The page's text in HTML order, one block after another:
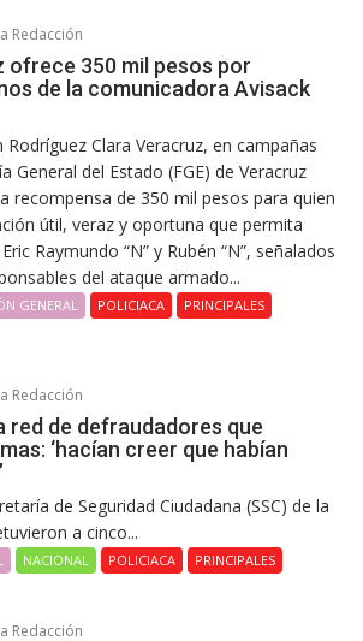
Redacción
ofrece 350 mil pesos por
de la comunicadora Avisack
Clara Veracruz, en campañas
General del Estado (FGE) de Veracruz
recompensa de 350 mil pesos para quien
útil, veraz y oportuna que permita
Raymundo “N” y Rubén “N”, señalados
del ataque armado...
GENERAL POLICIACA PRINCIPALES
Redacción
red de defraudadores que
‘hacían creer que habían
de Seguridad Ciudadana (SSC) de la
a cinco...
NACIONAL POLICIACA PRINCIPALES
Redacción